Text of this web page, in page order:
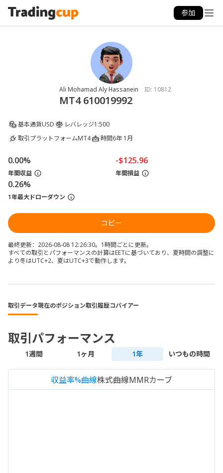
参加
Ali Mohamad Aly Hassanein ID: 10812
MT4 610019992
基本通貨USD レバレッジ1:500
取引プラットフォームMT4 時間6年 1月
0.00%
年間収益
-$125.96
年間損益
0.26%
1年最大ドローダウン
コピー
最終更新：2026-08-08 12:26:30。1時間ごとに更新。
すべての取引とパフォーマンスの計算はEETに基づいており、夏時間の調整に
より冬はUTC+2、夏はUTC+3で動作します。
取引データ現在のポジション取引履歴コパイアー
取引パフォーマンス
1週間 1ヶ月 1年 いつもの時間
収益率%曲線株式曲線MMRカーブ